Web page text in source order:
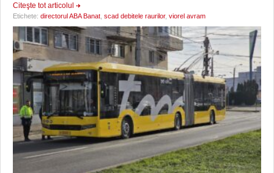
Citeşte tot articolul
Etichete: directorul ABA Banat scad debitele raurilor, viorel avram